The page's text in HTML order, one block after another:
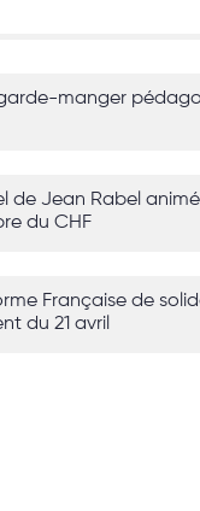
manger
de Jean Rabel
du CHF
Française de
du 21 avril